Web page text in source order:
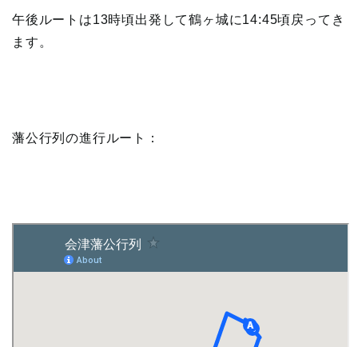
午後ルートは13時頃出発して鶴ヶ城に14:45頃戻ってき
ます。
藩公行列の進行ルート：